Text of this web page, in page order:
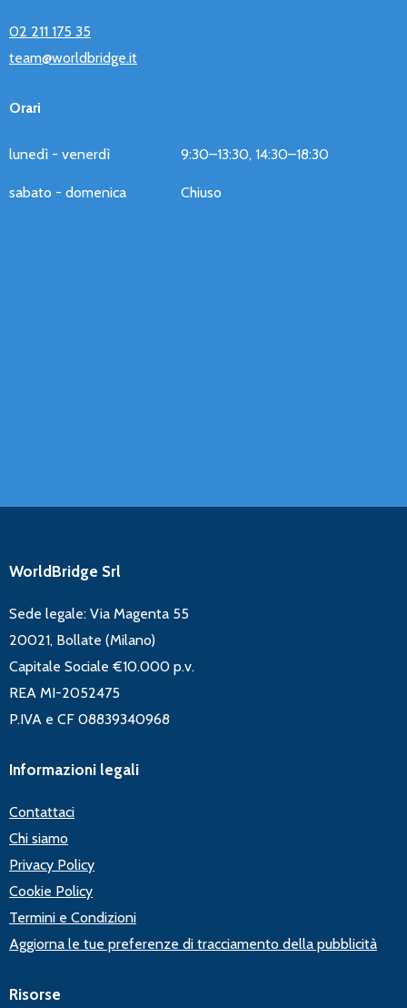
02 211 175 35
team@worldbridge.it
Orari
lunedì - venerdì 9:30–13:30, 14:30–18:30
sabato - domenica Chiuso
WorldBridge Srl
Sede legale: Via Magenta 55
20021, Bollate (Milano)
Capitale Sociale €10.000 p.v.
REA MI-2052475
P.IVA e CF 08839340968
Informazioni legali
Contattaci
Chi siamo
Privacy Policy
Cookie Policy
Termini e Condizioni
Aggiorna le tue preferenze di tracciamento della pubblicità
Risorse